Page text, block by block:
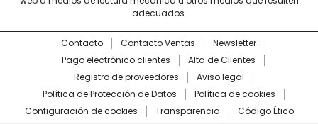
adecuados.
Contacto Contacto Ventas
Newsletter
Pago electrónico clientes
Alta de Clientes
Registro de proveedores
Aviso legal
Política de Protección de Datos
Política de cookies
Configuración de cookies
Transparencia Código Ético